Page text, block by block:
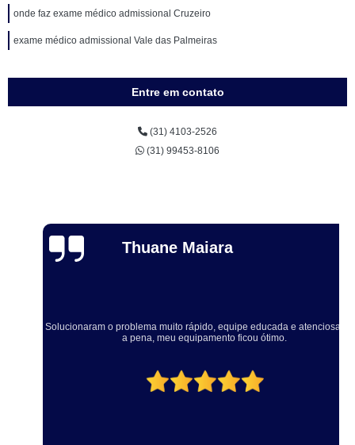
onde faz exame médico admissional Cruzeiro
exame médico admissional Vale das Palmeiras
Entre em contato
(31) 4103-2526
(31) 99453-8106
Thuane Maiara
Solucionaram o problema muito rápido, equipe educada e atenciosa. Vale
a pena, meu equipamento ficou ótimo.